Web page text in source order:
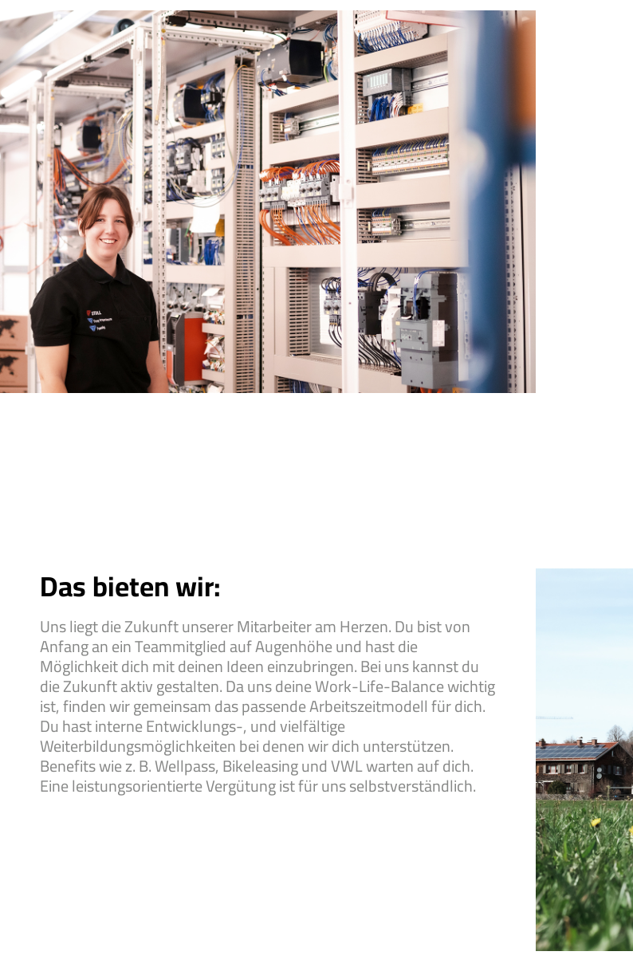
Das bieten wir:
Uns liegt die Zukunft unserer Mitarbeiter am Herzen. Du bist von
Anfang an ein Teammitglied auf Augenhöhe und hast die
Möglichkeit dich mit deinen Ideen einzubringen. Bei uns kannst du
die Zukunft aktiv gestalten. Da uns deine Work-Life-Balance wichtig
ist, finden wir gemeinsam das passende Arbeitszeitmodell für dich.
Du hast interne Entwicklungs-, und vielfältige
Weiterbildungsmöglichkeiten bei denen wir dich unterstützen.
Benefits wie z. B. Wellpass, Bikeleasing und VWL warten auf dich.
Eine leistungsorientierte Vergütung ist für uns selbstverständlich.